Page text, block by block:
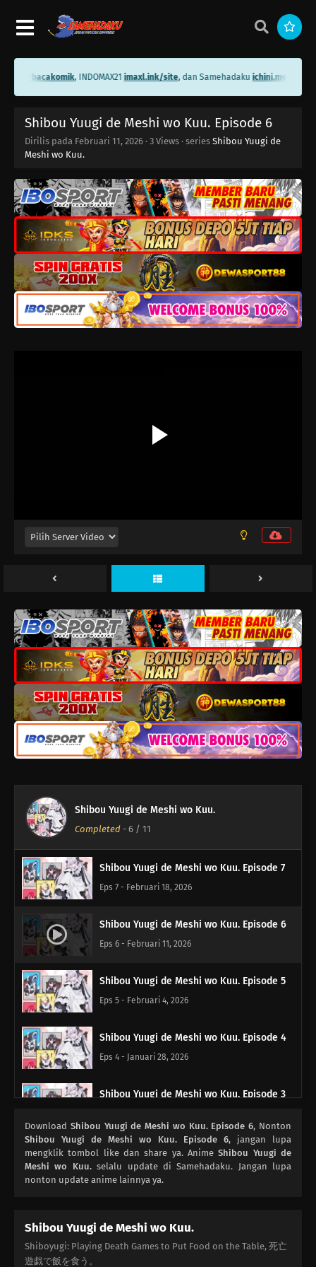
bacakomik, INDOMAX21imaxl.ink/site, dan Samehadakuichini.me/
Shibou Yuugi de Meshi wo Kuu. Episode 6
Dirilis pada Februari 11, 2026 · 3 Views · series Shibou Yuugi de
Meshi wo Kuu.
Shibou Yuugi de Meshi wo Kuu.
Completed - 6 / 11
Shibou Yuugi de Meshi wo Kuu. Episode 11
Eps 11 - Maret 18, 2026
Shibou Yuugi de Meshi wo Kuu. Episode 10
Eps 10 - Maret 11, 2026
Shibou Yuugi de Meshi wo Kuu. Episode 9
Shibou Yuugi de Meshi wo Kuu. Episode 8
Eps 8 - Februari 25, 2026
Shibou Yuugi de Meshi wo Kuu. Episode 7
Eps 7 - Februari 18, 2026
Shibou Yuugi de Meshi wo Kuu. Episode 6
Eps 6 - Februari 11, 2026
Shibou Yuugi de Meshi wo Kuu. Episode 5
Eps 5 - Februari 4, 2026
Shibou Yuugi de Meshi wo Kuu. Episode 4
Eps 4 - Januari 28, 2026
Shibou Yuugi de Meshi wo Kuu. Episode 3
Shibou Yuugi de Meshi wo Kuu. Episode 2
Eps 2 - Januari 14, 2026
Eps 1 - Januari 7, 2026
Download Shibou Yuugi de Meshi wo Kuu. Episode 6, Nonton
Shibou Yuugi de Meshi wo Kuu. Episode 6, jangan lupa
mengklik tombol like dan share ya. AnimeShibou Yuugi de
Meshi wo Kuu.selalu update di Samehadaku. Jangan lupa
nonton update anime lainnya ya.
Shibou Yuugi de Meshi wo Kuu.
Shiboyugi: Playing Death Games to Put Food on the Table, 死亡
遊戯で飯を食う。